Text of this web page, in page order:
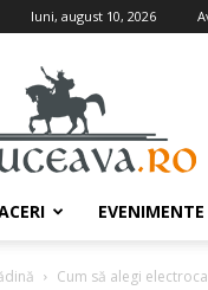
luni, august 10, 2026
EVENIMENTE
Cum să alegi